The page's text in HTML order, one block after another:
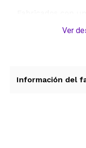
durabilidad y
una limpieza
Ver
Información del